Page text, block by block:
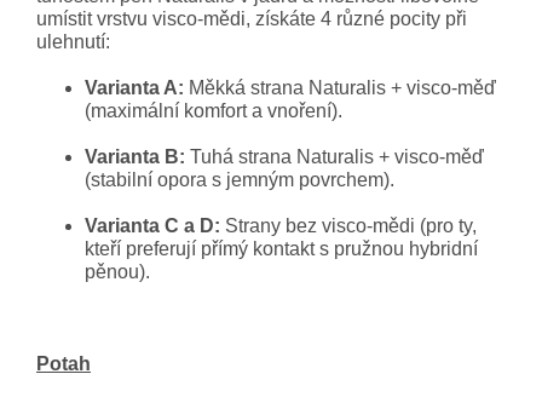
umístit vrstvu visco-mědi, získáte 4 různé pocity při
ulehnutí:
Varianta A: Měkká strana Naturalis + visco-měď
(maximální komfort a vnoření).
Varianta B: Tuhá strana Naturalis + visco-měď
(stabilní opora s jemným povrchem).
Varianta C a D: Strany bez visco-mědi (pro ty,
kteří preferují přímý kontakt s pružnou hybridní
pěnou).
Potah